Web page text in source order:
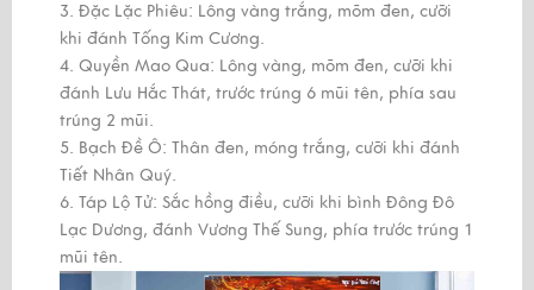
3. Đặc Lặc Phiêu: Lông vàng trắng, mõm đen, cưỡi
khi đánh Tống Kim Cương.
4. Quyền Mao Qua: Lông vàng, mõm đen, cưỡi khi
đánh Lưu Hắc Thát, trước trúng 6 mũi tên, phía sau
trúng 2 mũi.
5. Bạch Đề Ô: Thân đen, móng trắng, cưỡi khi đánh
Tiết Nhân Quý.
6. Táp Lộ Tử: Sắc hồng điều, cưỡi khi bình Đông Đô
Lạc Dương, đánh Vương Thế Sung, phía trước trúng 1
mũi tên.